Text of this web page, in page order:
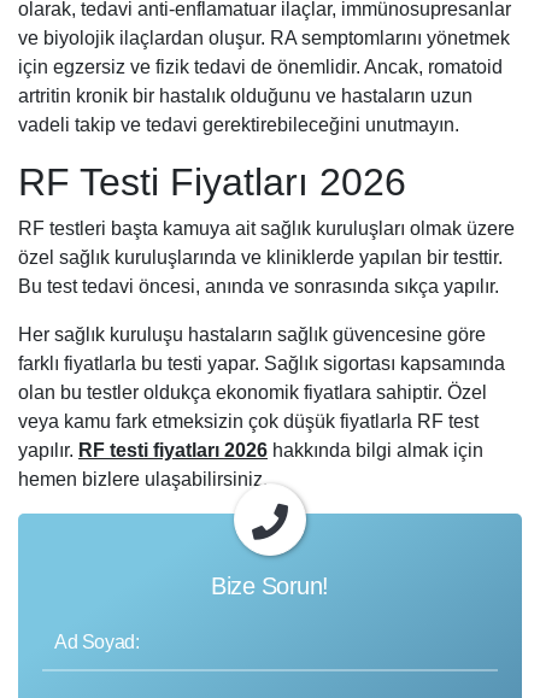
olarak, tedavi anti-enflamatuar ilaçlar, immünosupresanlar
ve biyolojik ilaçlardan oluşur. RA semptomlarını yönetmek
için egzersiz ve fizik tedavi de önemlidir. Ancak, romatoid
artritin kronik bir hastalık olduğunu ve hastaların uzun
vadeli takip ve tedavi gerektirebileceğini unutmayın.
RF Testi Fiyatları 2026
RF testleri başta kamuya ait sağlık kuruluşları olmak üzere
özel sağlık kuruluşlarında ve kliniklerde yapılan bir testtir.
Bu test tedavi öncesi, anında ve sonrasında sıkça yapılır.
Her sağlık kuruluşu hastaların sağlık güvencesine göre
farklı fiyatlarla bu testi yapar. Sağlık sigortası kapsamında
olan bu testler oldukça ekonomik fiyatlara sahiptir. Özel
veya kamu fark etmeksizin çok düşük fiyatlarla RF test
yapılır. RF testi fiyatları 2026 hakkında bilgi almak için
hemen bizlere ulaşabilirsiniz.
Bize Sorun!